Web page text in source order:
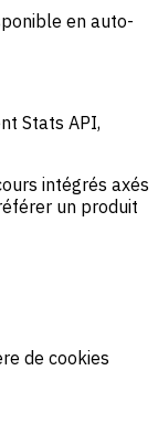
en auto-
Stats API,
intégrés axés
un produit
de cookies